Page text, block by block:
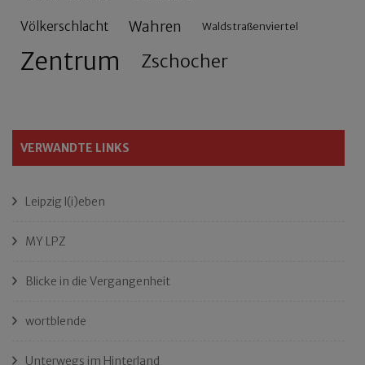
Völkerschlacht Wahren Waldstraßenviertel
Zentrum Zschocher
VERWANDTE LINKS
Leipzig l(i)eben
MY LPZ
Blicke in die Vergangenheit
wortblende
Unterwegs im Hinterland